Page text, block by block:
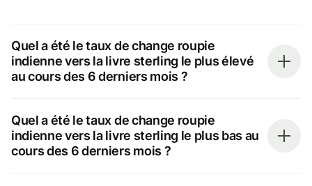
Quel a été le taux de change roupie
indienne vers la livre sterling le plus élevé
au cours des 6 derniers mois ?
Quel a été le taux de change roupie
indienne vers la livre sterling le plus bas au
cours des 6 derniers mois ?